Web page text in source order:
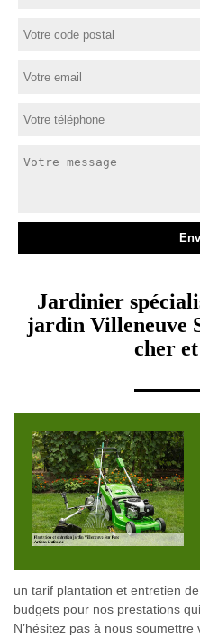
Jardinier
jardin Villeneuve
cher
un tarif plantation et entretien
budgets pour nos prestations
N’hésitez pas à nous